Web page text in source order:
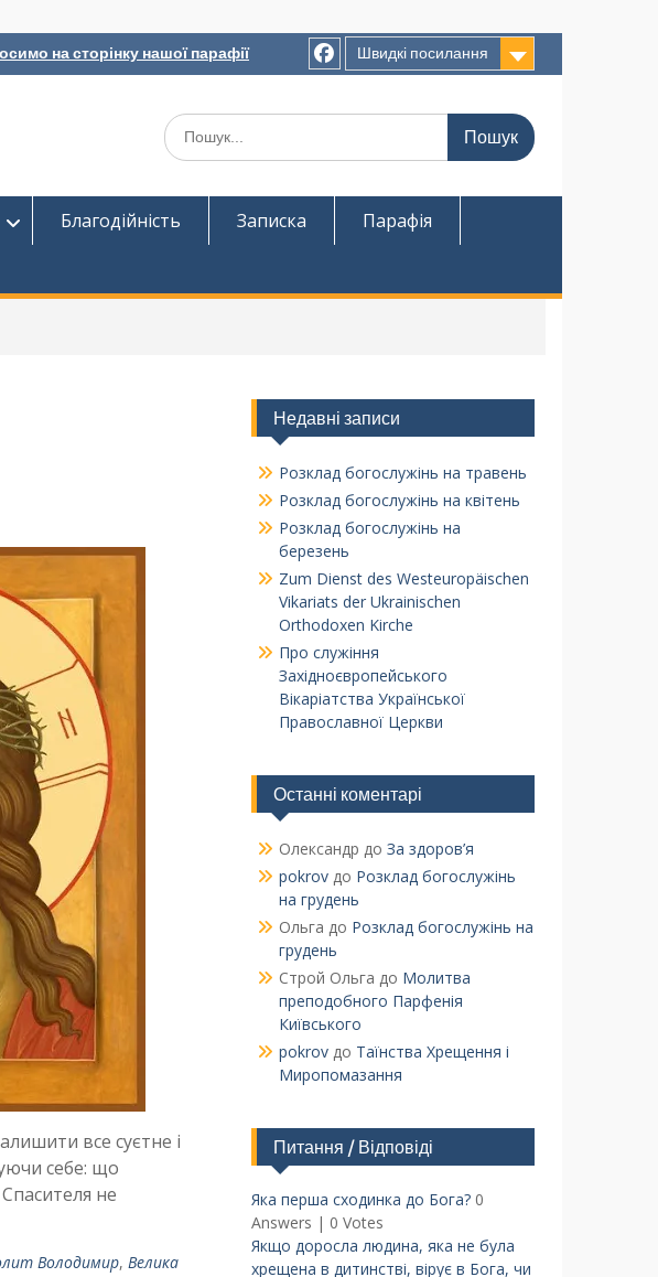
на сторінку нашої парафії Швидкі посилання
Благодійність Записка
Парафія
все суєтне і
себе: що
не
Володимир, Велика
Недавні записи
Розклад богослужінь на травень
Розклад богослужінь на квітень
Розклад богослужінь на
березень
Zum Dienst des Westeuropäischen
Vikariats der Ukrainischen
Orthodoxen Kirche
Про служіння
Західноєвропейського
Вікаріатства Української
Православної Церкви
Останні коментарі
Олександр до За здоров’я
pokrovдо Розклад богослужінь
на грудень
Ольга до Розклад богослужінь на
грудень
Строй Ольга до Молитва
преподобного Парфенія
Київського
pokrovдо Таїнства Хрещення і
Миропомазання
Питання / Відповіді
Яка перша сходинка до Бога? 0
Answers | 0 Votes
Якщо доросла людина, яка не була
хрещена в дитинстві, вірує в Бога, чи